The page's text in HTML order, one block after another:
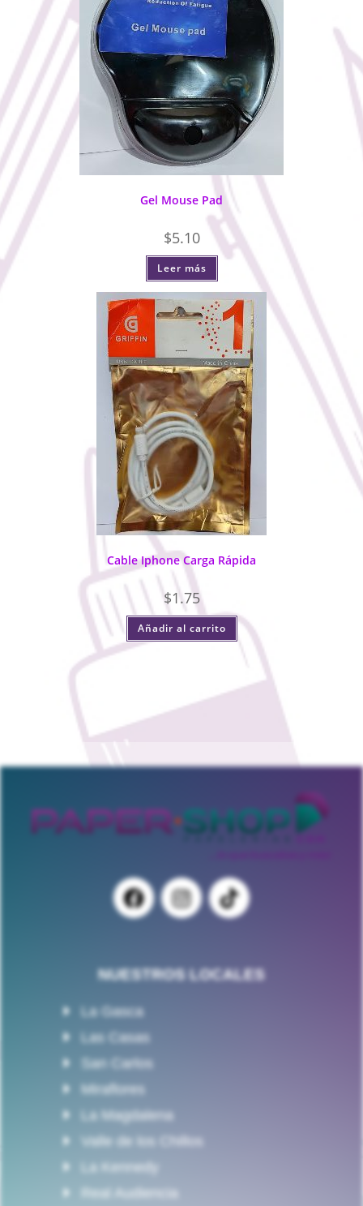
Gel Mouse Pad
$5.10
Leer más
Cable Iphone Carga Rápida
$1.75
Añadir al carrito
NUESTROS LOCALES
La Gasca
Las Casas
San Carlos
Miraflores
La Magdalena
Valle de los Chillos
La Kennedy
Real Audiencia